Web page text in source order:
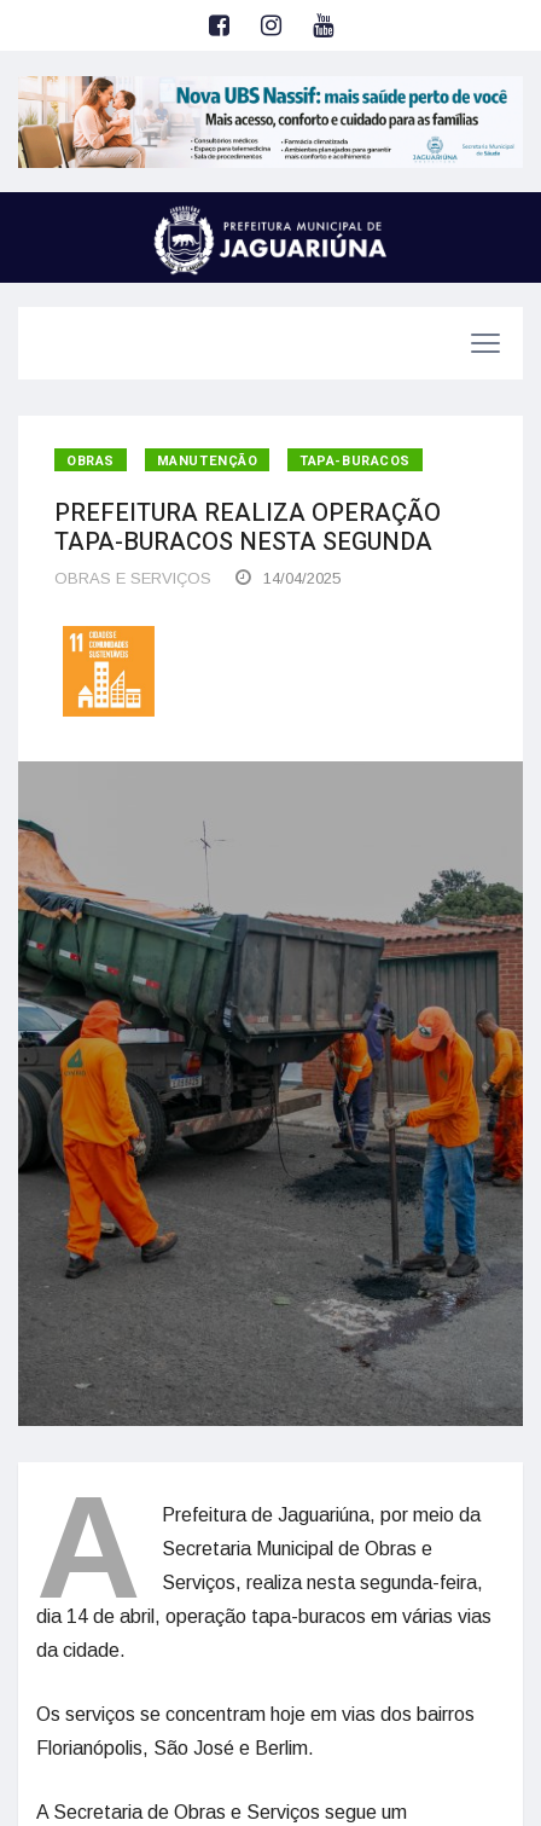
OBRAS MANUTENÇÃO TAPA-BURACOS
PREFEITURA REALIZA OPERAÇÃO
TAPA-BURACOS NESTA SEGUNDA
OBRAS E SERVIÇOS 14/04/2025
A
Prefeitura de Jaguariúna, por meio da
Secretaria Municipal de Obras e
Serviços, realiza nesta segunda-feira,
dia 14 de abril, operação tapa-buracos em várias vias
da cidade.
Os serviços se concentram hoje em vias dos bairros
Florianópolis, São José e Berlim.
A Secretaria de Obras e Serviços segue um